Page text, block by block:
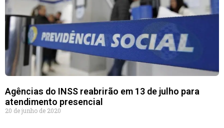
Agências do INSS reabrirão em 13 de julho para
atendimento presencial
20 de junho de 2020